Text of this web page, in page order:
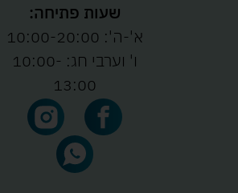
שעות פתיחה:
א'-ה': 10:00-20:00
ו' וערבי חג: 10:00-
13:00